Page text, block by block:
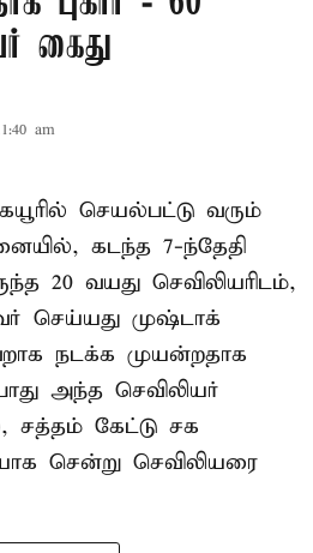
கைது
am
செயல்பட்டு வரும்
கடந்த 7-ந்தேதி
20 வயது செவிலியரிடம்,
செய்யது முஷ்டாக்
நடக்க முயன்றதாக
அந்த செவிலியர்
சத்தம் கேட்டு சக
சென்று செவிலியரை